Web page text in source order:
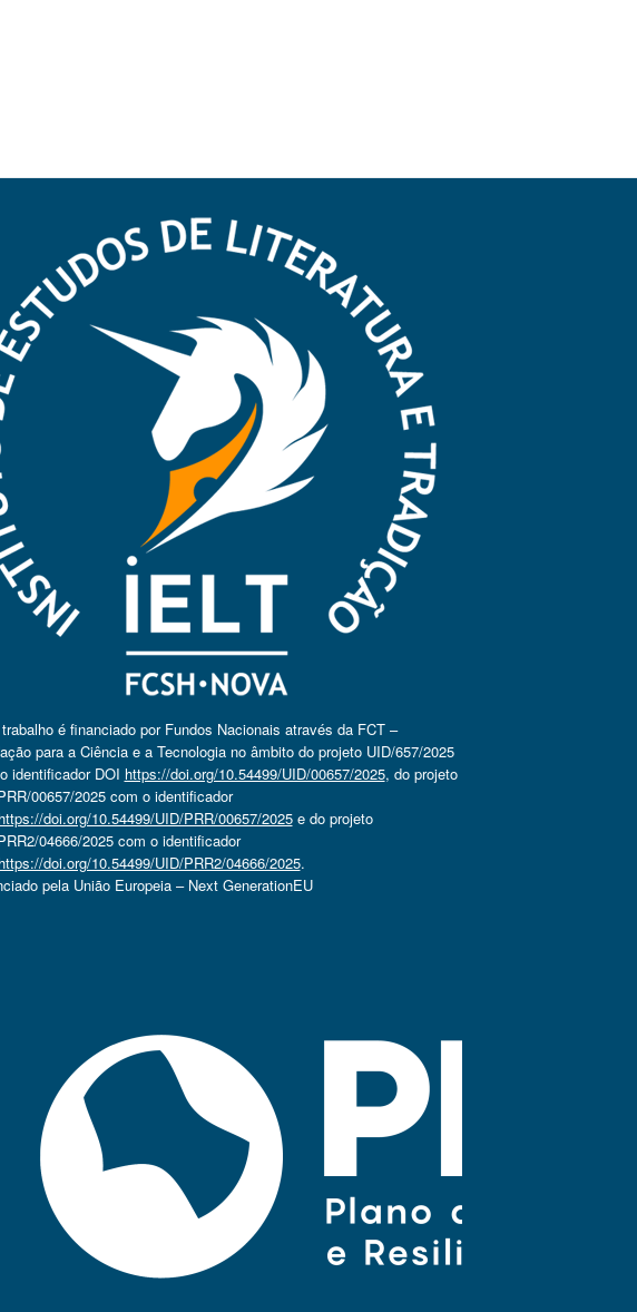
é financiado por Fundos Nacionais através da FCT –
para a Ciência e a Tecnologia no âmbito do projeto UID/657/2025
identificador DOI https://doi.org/10.54499/UID/00657/2025, do projeto
00657/2025 com o identificador
https://doi.org/10.54499/UID/PRR/00657/2025e do projeto
04666/2025 com o identificador
https://doi.org/10.54499/UID/PRR2/04666/2025.
pela União Europeia – Next GenerationEU